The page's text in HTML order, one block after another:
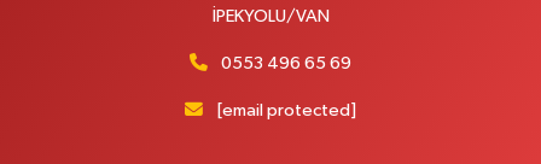
İPEKYOLU/VAN
0553 496 65 69
[email protected]